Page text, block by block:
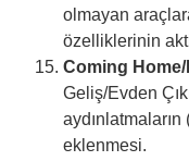
olmayan
özelliklerinin
Coming
Geliş/Evden
eklenmesi.